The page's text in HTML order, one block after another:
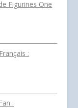
Figurines One
:
: